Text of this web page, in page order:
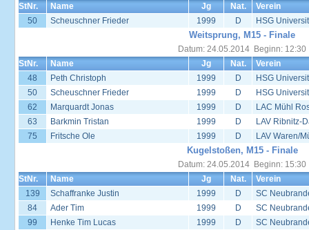
StNr.
Name Jg Nat.
Verein
50
Scheuschner Frieder 1999 D HSG
Weitsprung, M15 - Finale
Datum: 24.05.2014 Beginn: 12:30
StNr.
Name Jg Nat.
Verein
48
Peth Christoph 1999 D
HSG
50
Scheuschner Frieder 1999 D
HSG
62
Marquardt Jonas 1999 D
LAC Mühl
63
Barkmin Tristan 1999 D
LAV Ribnitz-
75
Fritsche Ole 1999 D LAV Waren/
Kugelstoßen, M15 - Finale
Datum: 24.05.2014 Beginn: 15:30
StNr.
Name Jg Nat.
Verein
139
Schaffranke Justin 1999 D
SC
84
Ader Tim 1999 D
SC
99
Henke Tim Lucas 1999 D
SC